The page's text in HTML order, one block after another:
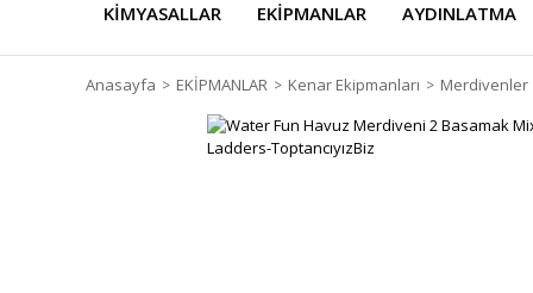
KİMYASALLAR EKİPMANLAR AYDINLATMA
Anasayfa EKİPMANLAR Kenar Ekipmanları Merdivenler